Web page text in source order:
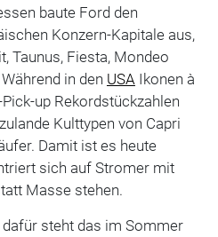
baute Ford den
Konzern-Kapitale aus,
Taunus, Fiesta, Mondeo
in den USA Ikonen à
up Rekordstückzahlen
Kulttypen von Capri
Damit ist es heute
sich auf Stromer mit
Masse stehen.
steht das im Sommer